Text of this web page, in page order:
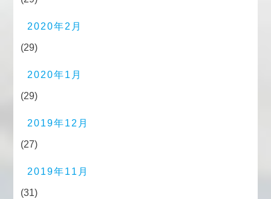
2020年2月
(29)
2020年1月
(29)
2019年12月
(27)
2019年11月
(31)